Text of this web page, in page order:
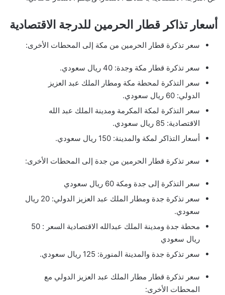
أسعار تذاكر قطار الحرمين للدرجة الاقتصادية
سعر تذكرة قطار الحرمين من مكة إلى المحطات الأخرى:
سعر تذكرة قطار مكة وجدة: 40 ريال سعودي.
سعر التذكرة لمحطة مكة ومطار الملك عبد العزيز
الدولي: 60 ريال سعودي.
سعر التذكرة لمكة المكرمة ومدينة الملك عبد الله
الاقتصادية: 85 ريال سعودي.
أسعار التذاكر لمكة والمدينة: 150 ريال سعودي.
سعر تذكرة قطار الحرمين من جدة إلى المحطات الأخرى:
سعر التذكرة إلى جدة ومكة 60 ريال سعودي
سعر تذكرة جدة ومطار الملك عبد العزيز الدولي: 20 ريال
سعودي.
محطة جدة ومدينة الملك عبدالله الاقتصادية السعر : 50
ريال سعودي
سعر تذكرة جدة والمدينة المنورة: 125 ريال سعودي.
سعر تذكرة قطار مطار الملك عبد العزيز الدولي مع
المحطات الأخرى: